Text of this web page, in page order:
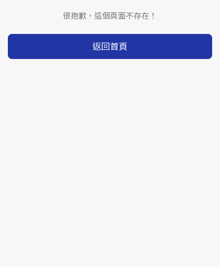
很抱歉，這個頁面不存在！
返回首頁